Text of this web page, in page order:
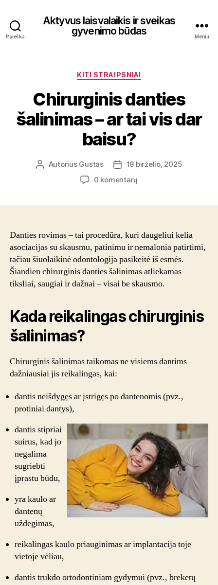
Paieška
Aktyvus laisvalaikis ir sveikas
gyvenimo būdas
Meniu
Kategorijos
KITI STRAIPSNIAI
Chirurginis danties
šalinimas – ar tai vis dar
baisu?
ĮrašoAutorius Gustas
Įrašo18 birželio, 2025
0 komentarų
ar
dar
baisu?
Danties rovimas – tai procedūra, kuri daugeliui kelia
asociacijas su skausmu, patinimu ir nemalonia patirtimi,
tačiau šiuolaikinė odontologija pasikeitė iš esmės.
Šiandien chirurginis danties šalinimas atliekamas
tiksliai, saugiai ir dažnai – visai be skausmo.
Kada reikalingas chirurginis
šalinimas?
Chirurginis šalinimas taikomas ne visiems dantims –
dažniausiai jis reikalingas, kai:
dantis neišdygęs ar įstrigęs po dantenomis (pvz.,
protiniai dantys),
dantis stipriai
suirus, kad jo
negalima
sugriebti
įprastu būdu,
yra kaulo ar
dantenų
uždegimas,
reikalingas kaulo priauginimas ar implantacija toje
vietoje vėliau,
dantis trukdo ortodontiniam gydymui (pvz., breketų